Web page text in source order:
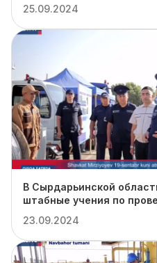
25.09.2024
В Сырдарьинской
штабные учения по
отопительному сезону.
23.09.2024